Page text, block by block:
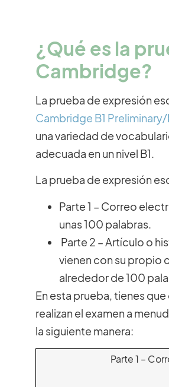
¿Qué es la
Cambridge?
La prueba de expresión
Cambridge B1
una variedad de
adecuada en un nivel B1.
La prueba de expresión
Parte 1 – Correo
unas 100 palabras.
Parte 2 – Artículo o
vienen con su propio
alrededor de 100
En esta prueba, tienes
realizan el examen a
la siguiente manera:
Parte 1 –